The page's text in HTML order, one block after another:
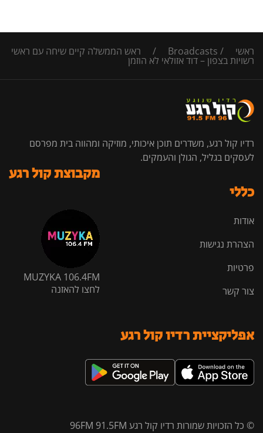
ראשי /
Broadcasts
/ ראש הממשלה קיים שיחה עם ראשי
רשויות בצפון – דוד אזולאי לא הוזמן
רדיו קול רגע, משדרים תוכן איכותי, מוזיקה ומהווה בית מפרסם
לעסקים בגליל, הגולן והעמקים.
כללי
אודות
הצהרת נגישות
פרטיות
צור קשר
מקבוצת קול רגע
MUZYKA 106.4FM
לחצו להאזנה
אפליקציית רדיו קול רגע
© כל הזכויות שמורות רדיו קול רגע 96FM 91.5FM